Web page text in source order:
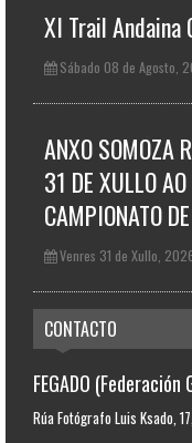
XI Trail Andaina
Sábado 08 de Agosto,
ANXO SOMOZA
31 DE XULLO
CAMPIONATO
Venres 31 de Xullo,
CONTACTO
FEGADO
Rúa Fotógrafo Luis Ksado,